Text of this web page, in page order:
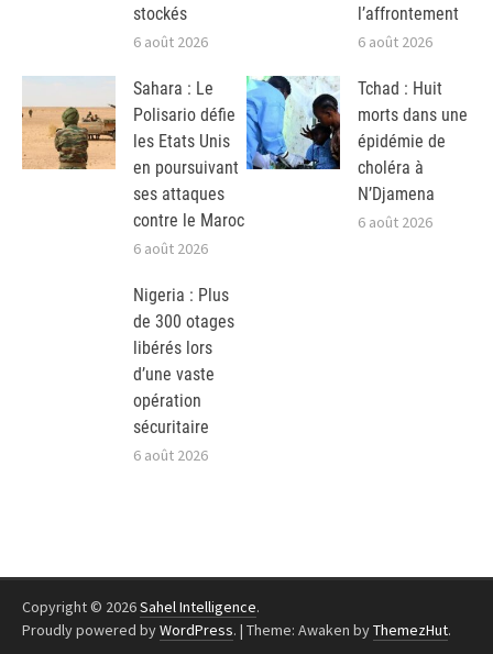
stockés
6 août 2026
l’affrontement
6 août 2026
Sahara : Le
Polisario défie
les Etats Unis
en poursuivant
ses attaques
contre le Maroc
6 août 2026
Tchad : Huit
morts dans une
épidémie de
choléra à
N’Djamena
6 août 2026
Nigeria : Plus
de 300 otages
libérés lors
d’une vaste
opération
sécuritaire
6 août 2026
Copyright © 2026Sahel Intelligence.
Proudly powered byWordPress. | Theme: Awaken byThemezHut.